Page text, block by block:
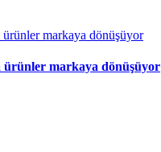
ürünler markaya dönüşüyor